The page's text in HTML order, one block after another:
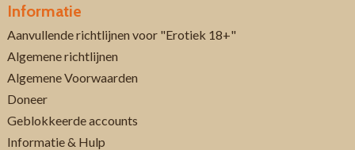
Informatie
Aanvullende richtlijnen voor "Erotiek 18+"
Algemene richtlijnen
Algemene Voorwaarden
Doneer
Geblokkeerde accounts
Informatie & Hulp